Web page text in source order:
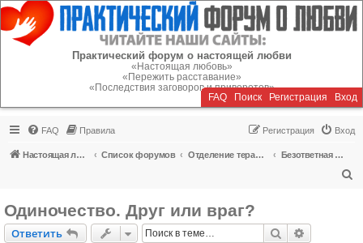
Регистрация
Практический форум о настоящей любви
«Настоящая любовь»
«Пережить расставание»
«Последствия заговоров и приворотов»
FAQ Поиск Регистрация Вход
FAQ Правила Вход
Регистрация
Настоящая любовь Список форумов Отделение терапии
Безответная любовь, одиночество
Одиночество. Друг или враг?
Ответить
Ответить Поиск